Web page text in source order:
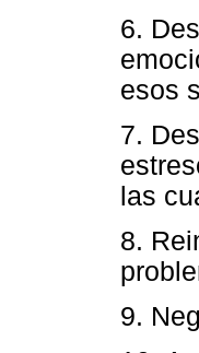
6.
esos
7.
las
8.
9.